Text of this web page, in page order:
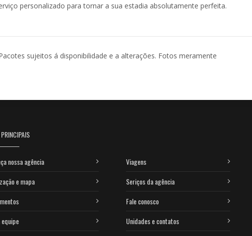
personalizado para tornar a sua estadia absolutamente perfeita.
sujeitos á disponibilidade e a alterações. Fotos meramente
nossa agência
e mapa
equipe
Viagens
Seriços da agência
Fale conosco
Unidades e contatos